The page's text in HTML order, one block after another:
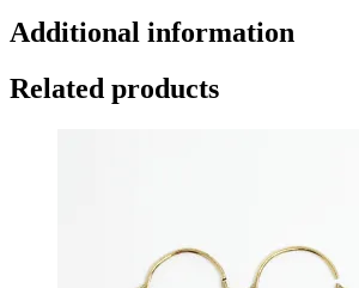
Additional information
Related products